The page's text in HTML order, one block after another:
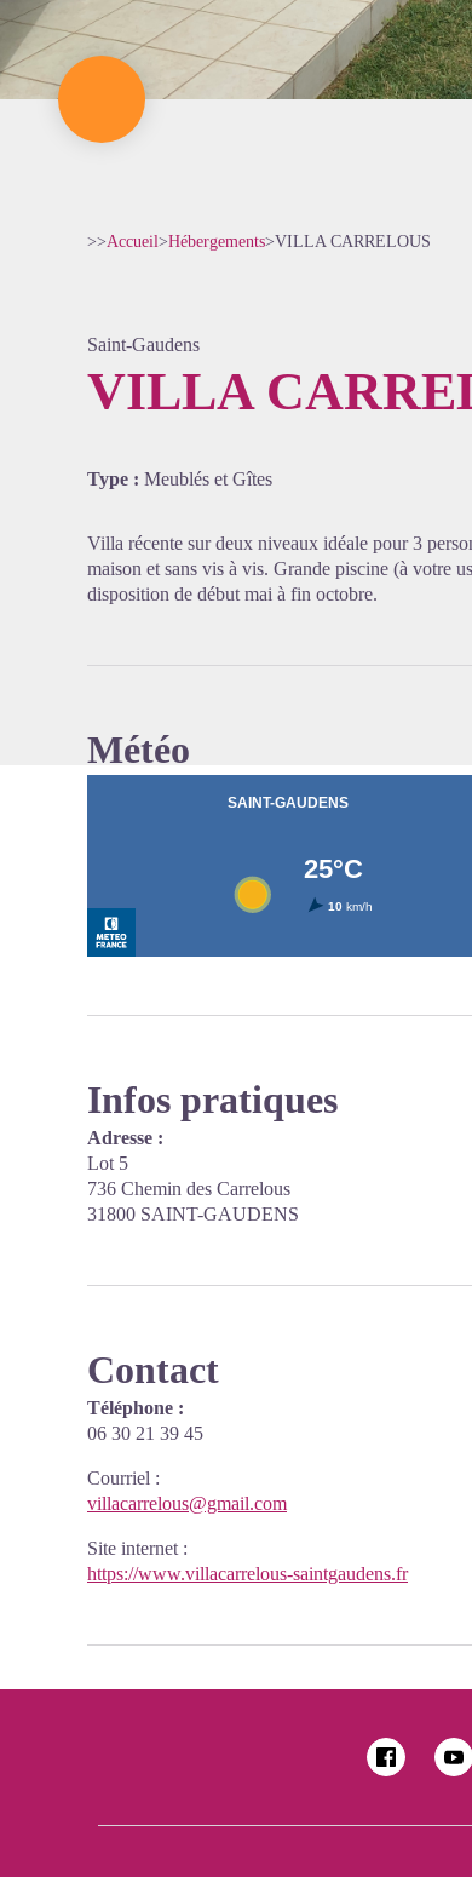
>>Accueil>Hébergements>VILLA CARRELOUS
Saint-Gaudens
VILLA
Type : Meublés et Gîtes
Villa récente sur deux niveaux idéale pour 3
maison et sans vis à vis. Grande piscine (à votre
disposition de début mai à fin octobre.
Météo
Infos pratiques
Adresse :
Lot 5
736 Chemin des Carrelous
31800 SAINT-GAUDENS
Contact
Téléphone :
06 30 21 39 45
Courriel :
villacarrelous@gmail.com
Site internet :
https://www.villacarrelous-saintgaudens.fr